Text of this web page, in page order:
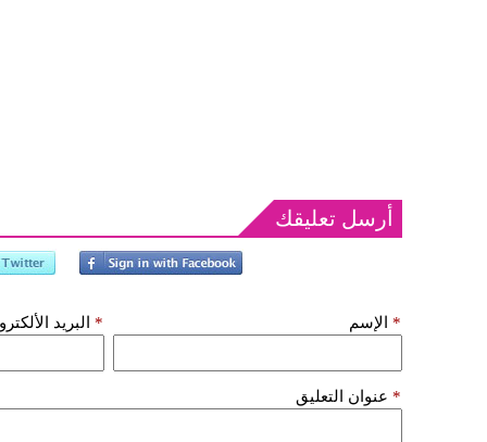
أرسل تعليقك
الإسم * البريد *
عنوان التعليق *